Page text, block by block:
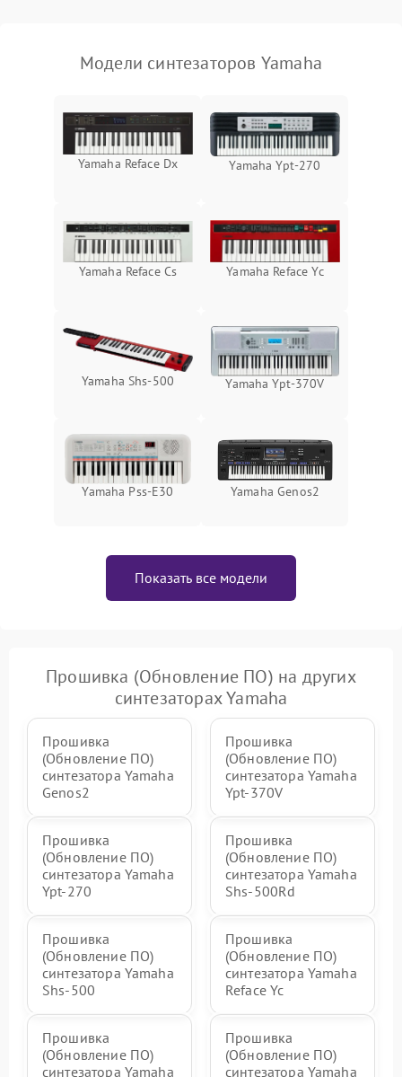
Модели синтезаторов Yamaha
Yamaha Reface Dx Yamaha Ypt-270
Yamaha Reface Cs Yamaha Reface Yc
Yamaha Shs-500 Yamaha Ypt-370V
Yamaha Pss-E30 Yamaha Genos2
Показать все модели
Прошивка (Обновление ПО) на других
синтезаторах Yamaha
Прошивка
(Обновление ПО)
синтезатора Yamaha
Genos2
Прошивка
(Обновление ПО)
синтезатора Yamaha
Ypt-370V
Прошивка
(Обновление ПО)
синтезатора Yamaha
Ypt-270
Прошивка
(Обновление ПО)
синтезатора Yamaha
Shs-500Rd
Прошивка
(Обновление ПО)
синтезатора Yamaha
Shs-500
Прошивка
(Обновление ПО)
синтезатора Yamaha
Reface Yc
Прошивка
(Обновление ПО)
синтезатора Yamaha
Прошивка
(Обновление ПО)
синтезатора Yamaha